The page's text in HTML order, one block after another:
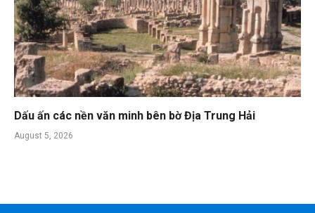
Dấu ấn các nền văn minh bên bờ Địa Trung Hải
August 5, 2026